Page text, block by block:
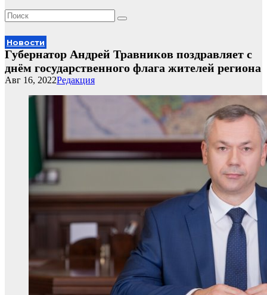
Новости
Губернатор Андрей Травников поздравляет с
днём государственного флага жителей региона
Редакция
Авг 16, 2022